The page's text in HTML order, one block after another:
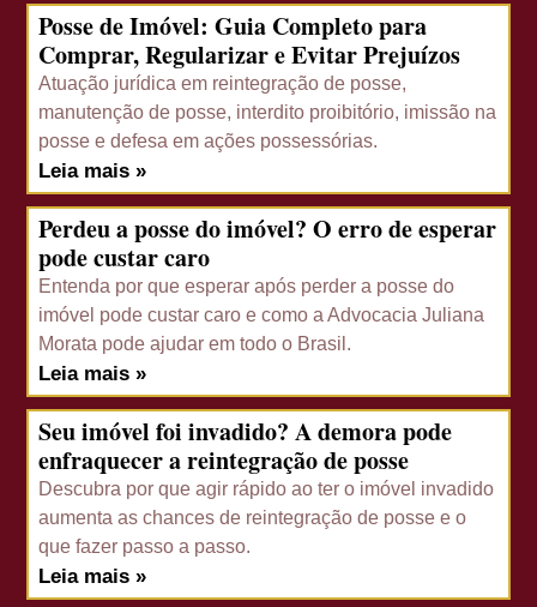
Posse de Imóvel: Guia Completo para
Comprar, Regularizar e Evitar Prejuízos
Atuação jurídica em reintegração de posse,
manutenção de posse, interdito proibitório, imissão na
posse e defesa em ações possessórias.
Leia mais »
Perdeu a posse do imóvel? O erro de esperar
pode custar caro
Entenda por que esperar após perder a posse do
imóvel pode custar caro e como a Advocacia Juliana
Morata pode ajudar em todo o Brasil.
Leia mais »
Seu imóvel foi invadido? A demora pode
enfraquecer a reintegração de posse
Descubra por que agir rápido ao ter o imóvel invadido
aumenta as chances de reintegração de posse e o
que fazer passo a passo.
Leia mais »